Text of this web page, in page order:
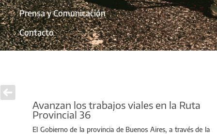
Prensa y Comunicación
Contacto
Avanzan los trabajos viales en la Ruta
Provincial 36
El Gobierno de la provincia de Buenos Aires, a través de la